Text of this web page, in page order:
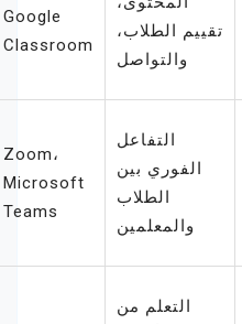
تقييم الطلاب،
والتواصل
Google
Classroom
التفاعل
الفوري بين
الطلاب
والمعلمين
Zoom،
Microsoft
Teams
التعلم من